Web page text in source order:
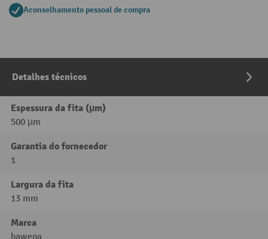
Aconselhamento pessoal de compra
Detalhes técnicos
Espessura da fita (µm)
500 µm
Garantia do fornecedor
1
Largura da fita
13 mm
Marca